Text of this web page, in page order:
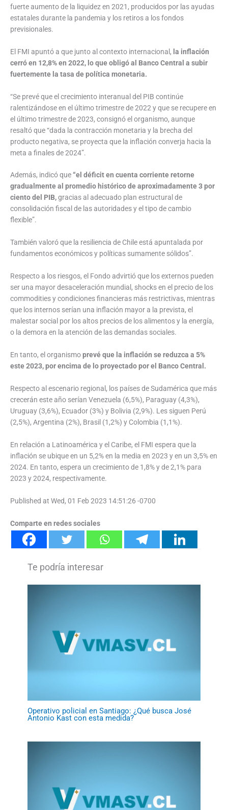
fuerte aumento de la liquidez en 2021, producidos por las ayudas
estatales durante la pandemia y los retiros a los fondos
previsionales.
El FMI apuntó a que junto al contexto internacional, la inflación
cerró en 12,8% en 2022, lo que obligó al Banco Central a subir
fuertemente la tasa de política monetaria.
“Se prevé que el crecimiento interanual del PIB continúe
ralentizándose en el último trimestre de 2022 y que se recupere en
el último trimestre de 2023, consignó el organismo, aunque
resaltó que “dada la contracción monetaria y la brecha del
producto negativa, se proyecta que la inflación converja hacia la
meta a finales de 2024”.
Además, indicó que“el déficit en cuenta corriente retorne
gradualmente al promedio histórico de aproximadamente 3 por
ciento del PIB,gracias al adecuado plan estructural de
consolidación fiscal de las autoridades y el tipo de cambio
flexible”.
También valoró que la resiliencia de Chile está apuntalada por
fundamentos económicos y políticas sumamente sólidos”.
Respecto a los riesgos, el Fondo advirtió que los externos pueden
ser una mayor desaceleración mundial, shocks en el precio de los
commodities y condiciones financieras más restrictivas, mientras
que los internos serían una inflación mayor a la prevista, el
malestar social por los altos precios de los alimentos y la energía,
o la demora en la atención de las demandas sociales.
En tanto, el organismoprevé que la inflación se reduzca a 5%
este 2023, por encima de lo proyectado por el Banco Central.
Respecto al escenario regional, los países de Sudamérica que más
crecerán este año serían Venezuela (6,5%), Paraguay (4,3%),
Uruguay (3,6%), Ecuador (3%) y Bolivia (2,9%). Les siguen Perú
(2,5%), Argentina (2%), Brasil (1,2%) y Colombia (1,1%).
En relación a Latinoamérica y el Caribe, el FMI espera que la
inflación se ubique en un 5,2% en la media en 2023 y en un 3,5% en
2024. En tanto, espera un crecimiento de 1,8% y de 2,1% para
2023 y 2024, respectivamente.
Published at Wed, 01 Feb 2023 14:51:26 -0700
Comparte en redes sociales
Operativo policial en Santiago: ¿Qué busca José
Antonio Kast con esta medida?